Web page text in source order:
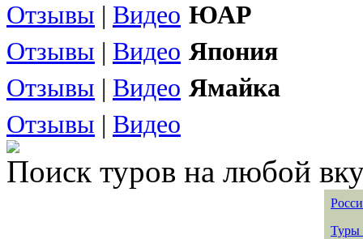
Отзывы | Видео ЮАР
Отзывы | Видео Япония
Отзывы | Видео Ямайка
Отзывы | Видео
Поиск туров на любой
Туры